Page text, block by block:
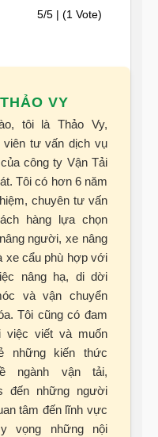
5/5 | (1 Vote)
THẢO VY
tôi là Thảo Vy,
viên tư vấn dịch vụ
công ty Vận Tải
Tôi có hơn 6 năm
chuyên tư vấn
hàng lựa chọn
người, xe nâng
xe cẩu phù hợp với
nâng hạ, di dời
và vận chuyển
Tôi cũng có đam
việc viết và muốn
những kiến thức
ngành vận tải,
đến những người
tâm đến lĩnh vực
vọng những nội